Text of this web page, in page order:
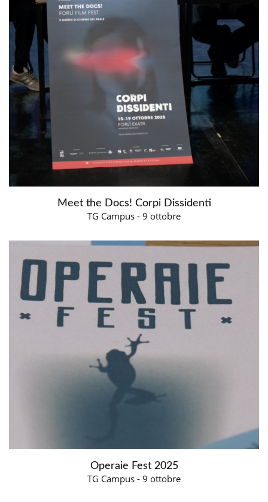
Meet the Docs! Corpi Dissidenti
TG Campus - 9 ottobre
Operaie Fest 2025
TG Campus - 9 ottobre